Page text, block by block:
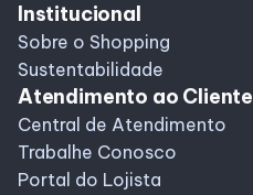
Institucional
Sobre o Shopping
Sustentabilidade
Atendimento ao Cliente
Central de Atendimento
Trabalhe Conosco
Portal do Lojista